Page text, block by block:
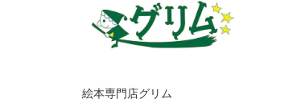
絵本専門店グリム